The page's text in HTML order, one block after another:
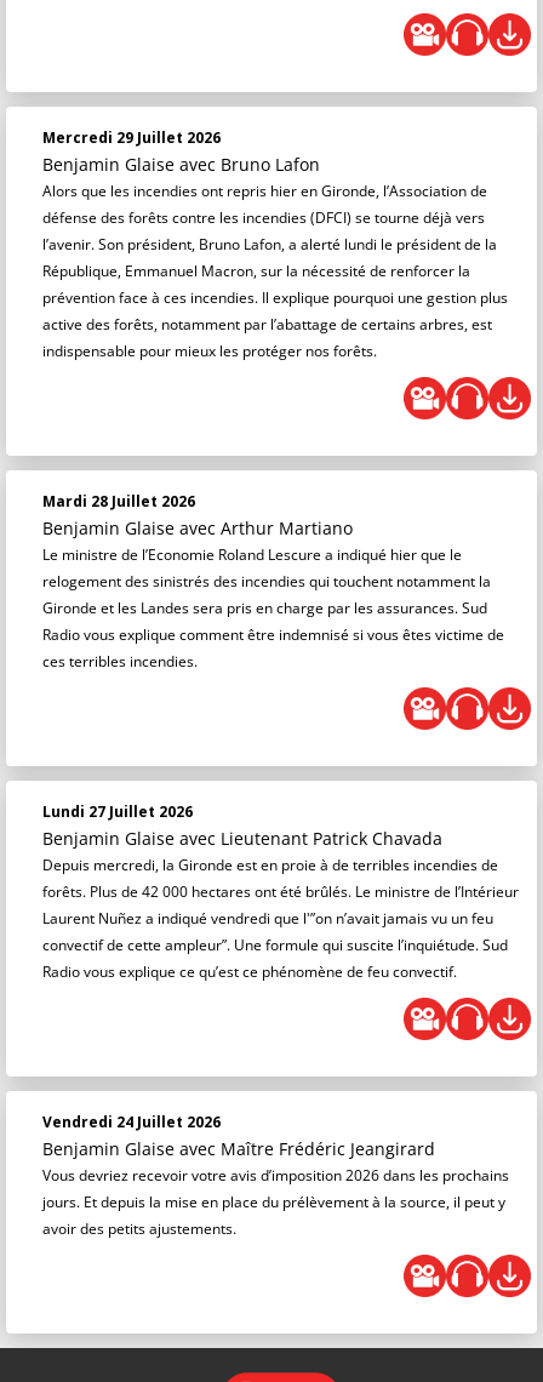
Mercredi 29 Juillet 2026
Benjamin Glaise avec Bruno Lafon
Alors que les incendies ont repris hier en Gironde, l’Association de
défense des forêts contre les incendies (DFCI) se tourne déjà vers
l’avenir. Son président, Bruno Lafon, a alerté lundi le président de la
République, Emmanuel Macron, sur la nécessité de renforcer la
prévention face à ces incendies. Il explique pourquoi une gestion plus
active des forêts, notamment par l’abattage de certains arbres, est
indispensable pour mieux les protéger nos forêts.
Mardi 28 Juillet 2026
Benjamin Glaise avec Arthur Martiano
Le ministre de l’Economie Roland Lescure a indiqué hier que le
relogement des sinistrés des incendies qui touchent notamment la
Gironde et les Landes sera pris en charge par les assurances. Sud
Radio vous explique comment être indemnisé si vous êtes victime de
ces terribles incendies.
Lundi 27 Juillet 2026
Benjamin Glaise avec Lieutenant Patrick Chavada
Depuis mercredi, la Gironde est en proie à de terribles incendies de
forêts. Plus de 42 000 hectares ont été brûlés. Le ministre de l’Intérieur
Laurent Nuñez a indiqué vendredi que l'”on n’avait jamais vu un feu
convectif de cette ampleur”. Une formule qui suscite l’inquiétude. Sud
Radio vous explique ce qu’est ce phénomène de feu convectif.
Vendredi 24 Juillet 2026
Benjamin Glaise avec Maître Frédéric Jeangirard
Vous devriez recevoir votre avis d’imposition 2026 dans les prochains
jours. Et depuis la mise en place du prélèvement à la source, il peut y
avoir des petits ajustements.